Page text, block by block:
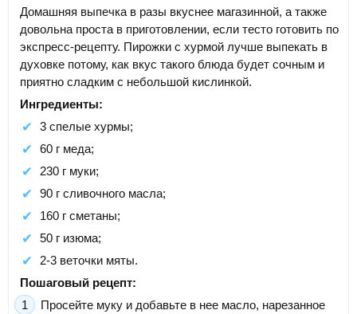
Домашняя выпечка в разы вкуснее магазинной, а также
довольна проста в приготовлении, если тесто готовить по
экспресс-рецепту. Пирожки с хурмой лучше выпекать в
духовке потому, как вкус такого блюда будет сочным и
приятно сладким с небольшой кислинкой.
Ингредиенты:
3 спелые хурмы;
60 г меда;
230 г муки;
90 г сливочного масла;
160 г сметаны;
50 г изюма;
2-3 веточки мяты.
Пошаговый рецепт:
Просейте муку и добавьте в нее масло, нарезанное